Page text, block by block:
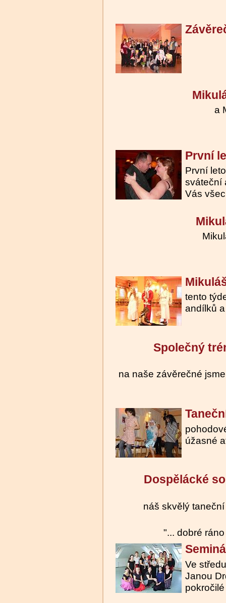
a
První
První
sváteční
Vás
tento
andílků
Společný
na naše závěrečné
úžasné
Dospělácké
náš skvělý
"... dobré
Ve
Janou